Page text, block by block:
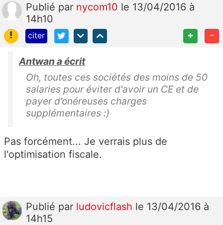
Publié par nycom10 le 13/04/2016 à
14h10
!
citer + -
Antwan a écrit
Oh, toutes ces sociétés des moins de 50
salaries pour éviter d'avoir un CE et de
payer d’onéreuses charges
supplémentaires :)
Pas forcément... Je verrais plus de
l'optimisation fiscale.
Publié par ludovicflash le 13/04/2016 à
14h15